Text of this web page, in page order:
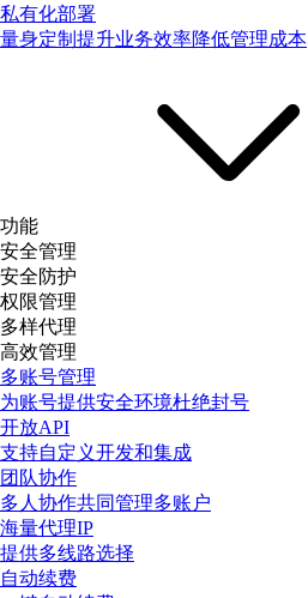
私有化部署
量身定制提升业务效率降低管理成本
功能
安全管理
安全防护
权限管理
多样代理
高效管理
多账号管理
为账号提供安全环境杜绝封号
开放API
支持自定义开发和集成
团队协作
多人协作共同管理多账户
海量代理IP
提供多线路选择
自动续费